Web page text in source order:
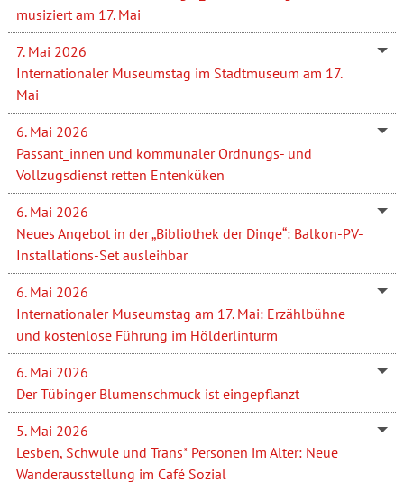
musiziert am 17. Mai
7. Mai 2026
Internationaler Museumstag im Stadtmuseum am 17.
Mai
6. Mai 2026
Passant_innen und kommunaler Ordnungs- und
Vollzugsdienst retten Entenküken
6. Mai 2026
Neues Angebot in der „Bibliothek der Dinge“: Balkon-PV-
Installations-Set ausleihbar
6. Mai 2026
Internationaler Museumstag am 17. Mai: Erzählbühne
und kostenlose Führung im Hölderlinturm
6. Mai 2026
Der Tübinger Blumenschmuck ist eingepflanzt
5. Mai 2026
Lesben, Schwule und Trans* Personen im Alter: Neue
Wanderausstellung im Café Sozial